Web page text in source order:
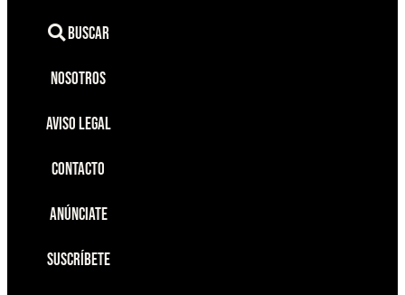
Buscar
Nosotros
Aviso Legal
Contacto
Anúnciate
Suscríbete